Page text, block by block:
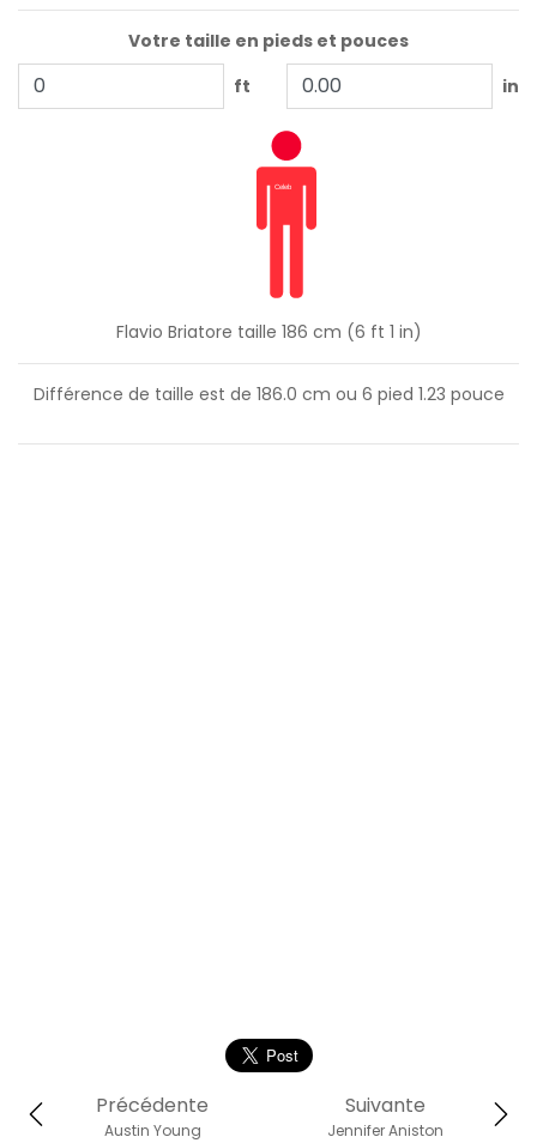
Votre taille en pieds et pouces
ft
in
Flavio Briatore taille 186 cm (6 ft 1 in)
Différence de taille est de 186.0 cm ou 6 pied 1.23 pouce
Suivante
Jennifer Aniston
Précédente
Austin Young